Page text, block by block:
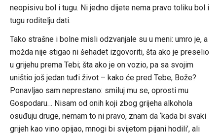
neopisivu bol i tugu. Ni jedno dijete nema pravo toliku bol i
tugu roditelju dati.
Tako strašne i bolne misli odzvanjale su u meni: umro je, a
možda nije stigao ni šehadet izgovoriti, šta ako je preselio
u grijehu prema Tebi; šta ako je on vozio, pa sa svojim
uništio još jedan tuđi život – kako će pred Tebe, Bože?
Ponavljao sam neprestano: smiluj mu se, oprosti mu
Gospodaru… Nisam od onih koji zbog grijeha alkohola
osuđuju druge, nemam to ni pravo, znam da ‘kada bi svaki
grijeh kao vino opijao, mnogi bi svijetom pijani hodili’, ali